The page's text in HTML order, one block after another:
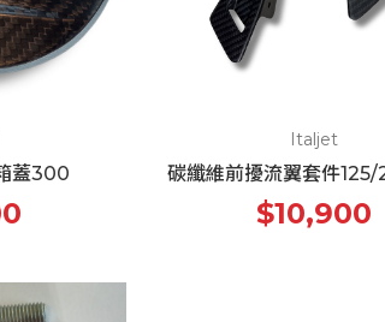
蓋300
Italjet
碳纖維前擾流翼套件
$10,900